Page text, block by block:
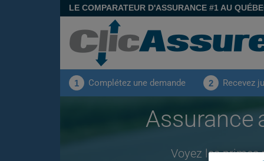
LE COMPARATEUR D'ASSURANCE #1 AU
1 Complétez une demande 2 Recevez
Assurance
Voyez les primes